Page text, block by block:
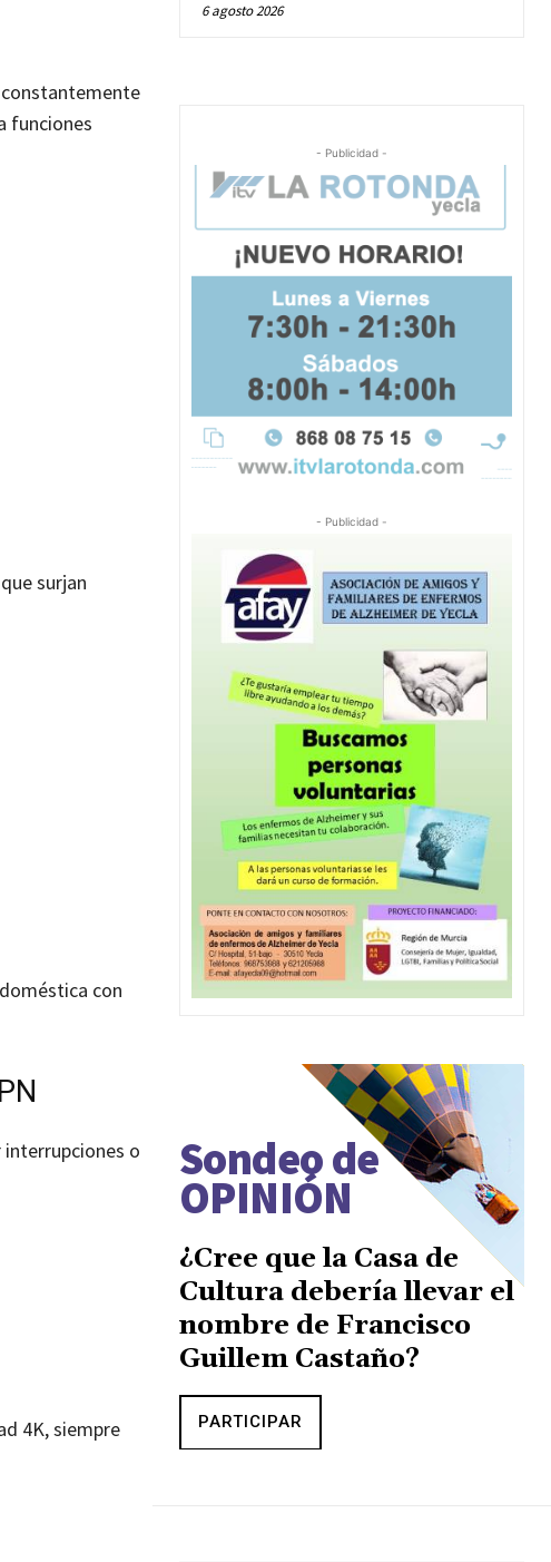
funciones
surjan
con
o
4K, siempre
6 agosto 2026
- Publicidad -
- Publicidad -
Sondeo de
OPINIÓN
¿Cree que la Casa de
Cultura debería llevar el
nombre de Francisco
Guillem Castaño?
PARTICIPAR